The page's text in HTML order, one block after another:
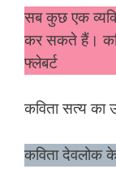
सब कुछ एक
कर सकते हैं।
फ्लेबर्ट
कविता सत्य का
कविता देवलोक